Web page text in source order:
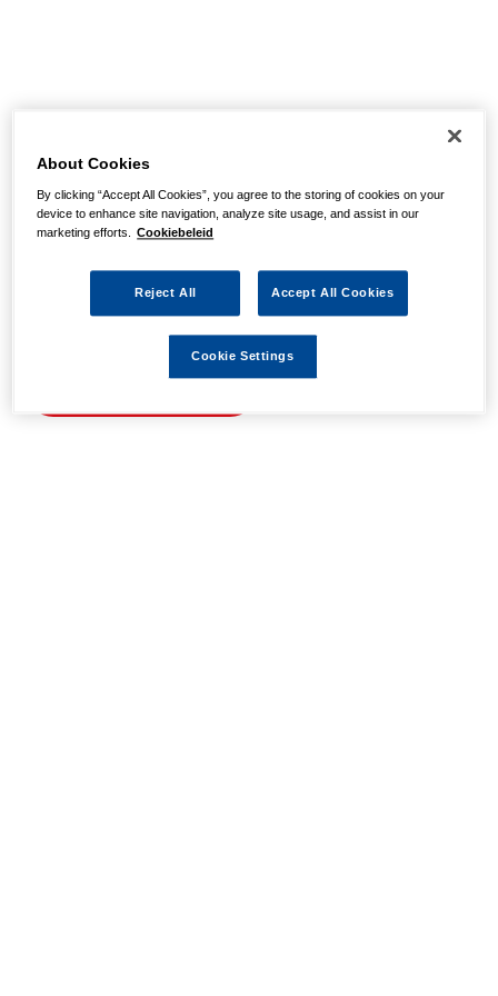
pagina niet kunnen
vinden
Wellicht zit er een spel- of typfout in de URL of is de
actie waarnaar u zocht al verlopen. We hopen u weer op
About Cookies
By clicking “Accept All Cookies”, you agree to the storing of cookies on your
device to enhance site navigation, analyze site usage, and assist in our
marketing efforts. Cookiebeleid
Reject All Accept All Cookies
Cookie Settings